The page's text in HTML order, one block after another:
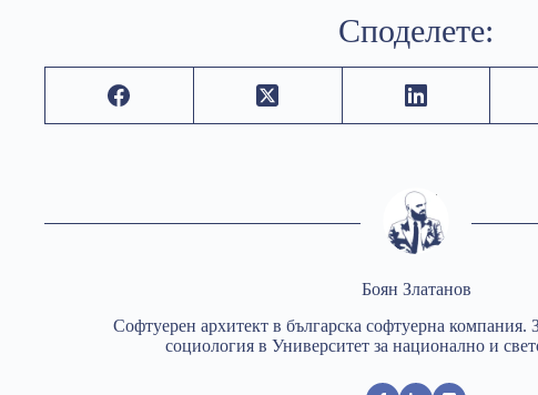
Споделете:
Боян Златанов
Софтуерен архитект в българска софтуерна
социология в Университет за национално и